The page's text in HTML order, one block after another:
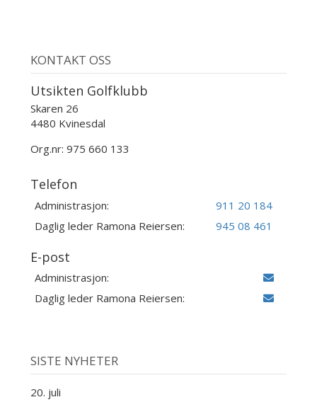
KONTAKT OSS
Utsikten Golfklubb
Skaren 26
4480 Kvinesdal
Org.nr: 975 660 133
Telefon
Administrasjon:
911 20 184
Daglig leder Ramona Reiersen:
945 08 461
E-post
Administrasjon:
Daglig leder Ramona Reiersen:
SISTE NYHETER
20. juli